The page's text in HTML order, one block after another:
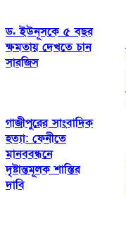
ড. ইউনূসকে ৫ বছর
ক্ষমতায় দেখতে চান
সারজিস
গাজীপুরের সাংবাদিক
হত্যা: ফেনীতে
মানববন্ধনে
দৃষ্টান্তমূলক শাস্তির
দাবি